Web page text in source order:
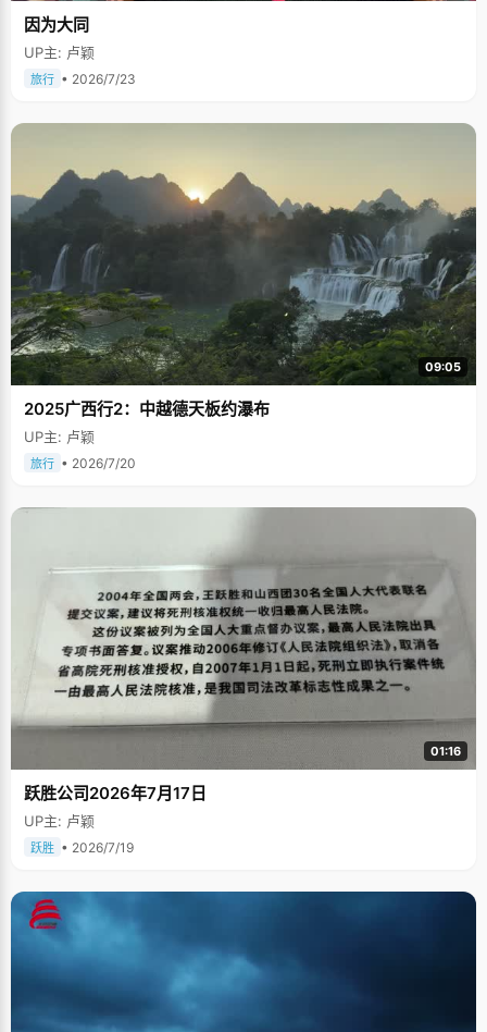
因为大同
UP主: 卢颖
旅行 • 2026/7/23
09:05
2025广西行2：中越德天板约瀑布
UP主: 卢颖
旅行 • 2026/7/20
01:16
跃胜公司2026年7月17日
UP主: 卢颖
跃胜 • 2026/7/19